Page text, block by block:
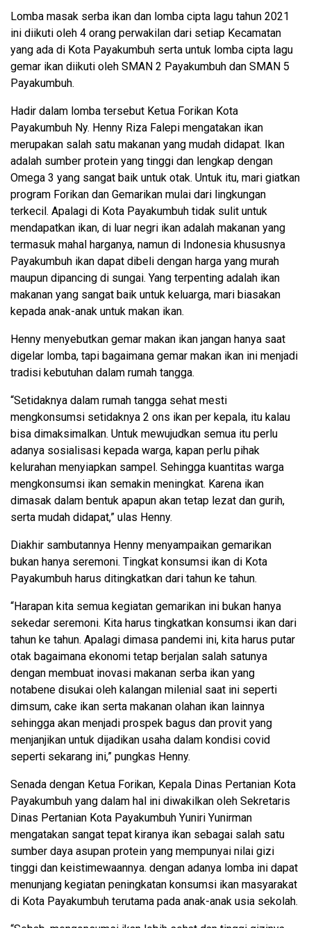
Lomba masak serba ikan dan lomba cipta lagu tahun 2021
ini diikuti oleh 4 orang perwakilan dari setiap Kecamatan
yang ada di Kota Payakumbuh serta untuk lomba cipta lagu
gemar ikan diikuti oleh SMAN 2 Payakumbuh dan SMAN 5
Payakumbuh.
Hadir dalam lomba tersebut Ketua Forikan Kota
Payakumbuh Ny. Henny Riza Falepi mengatakan ikan
merupakan salah satu makanan yang mudah didapat. Ikan
adalah sumber protein yang tinggi dan lengkap dengan
Omega 3 yang sangat baik untuk otak. Untuk itu, mari giatkan
program Forikan dan Gemarikan mulai dari lingkungan
terkecil. Apalagi di Kota Payakumbuh tidak sulit untuk
mendapatkan ikan, di luar negri ikan adalah makanan yang
termasuk mahal harganya, namun di Indonesia khususnya
Payakumbuh ikan dapat dibeli dengan harga yang murah
maupun dipancing di sungai. Yang terpenting adalah ikan
makanan yang sangat baik untuk keluarga, mari biasakan
kepada anak-anak untuk makan ikan.
Henny menyebutkan gemar makan ikan jangan hanya saat
digelar lomba, tapi bagaimana gemar makan ikan ini menjadi
tradisi kebutuhan dalam rumah tangga.
“Setidaknya dalam rumah tangga sehat mesti
mengkonsumsi setidaknya 2 ons ikan per kepala, itu kalau
bisa dimaksimalkan. Untuk mewujudkan semua itu perlu
adanya sosialisasi kepada warga, kapan perlu pihak
kelurahan menyiapkan sampel. Sehingga kuantitas warga
mengkonsumsi ikan semakin meningkat. Karena ikan
dimasak dalam bentuk apapun akan tetap lezat dan gurih,
serta mudah didapat,” ulas Henny.
Diakhir sambutannya Henny menyampaikan gemarikan
bukan hanya seremoni. Tingkat konsumsi ikan di Kota
Payakumbuh harus ditingkatkan dari tahun ke tahun.
“Harapan kita semua kegiatan gemarikan ini bukan hanya
sekedar seremoni. Kita harus tingkatkan konsumsi ikan dari
tahun ke tahun. Apalagi dimasa pandemi ini, kita harus putar
otak bagaimana ekonomi tetap berjalan salah satunya
dengan membuat inovasi makanan serba ikan yang
notabene disukai oleh kalangan milenial saat ini seperti
dimsum, cake ikan serta makanan olahan ikan lainnya
sehingga akan menjadi prospek bagus dan provit yang
menjanjikan untuk dijadikan usaha dalam kondisi covid
seperti sekarang ini,” pungkas Henny.
Senada dengan Ketua Forikan, Kepala Dinas Pertanian Kota
Payakumbuh yang dalam hal ini diwakilkan oleh Sekretaris
Dinas Pertanian Kota Payakumbuh Yuniri Yunirman
mengatakan sangat tepat kiranya ikan sebagai salah satu
sumber daya asupan protein yang mempunyai nilai gizi
tinggi dan keistimewaannya. dengan adanya lomba ini dapat
menunjang kegiatan peningkatan konsumsi ikan masyarakat
di Kota Payakumbuh terutama pada anak-anak usia sekolah.